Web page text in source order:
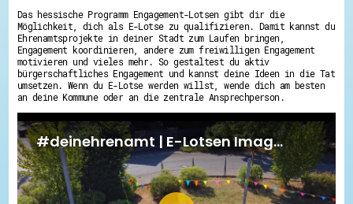
Das hessische Programm Engagement-Lotsen gibt dir die
Möglichkeit, dich als E-Lotse zu qualifizieren. Damit kannst du
Ehrenamtsprojekte in deiner Stadt zum Laufen bringen,
Engagement koordinieren, andere zum freiwilligen Engagement
motivieren und vieles mehr. So gestaltest du aktiv
bürgerschaftliches Engagement und kannst deine Ideen in die Tat
umsetzen. Wenn du E-Lotse werden willst, wende dich am besten
an deine Kommune oder an die zentrale Ansprechperson.